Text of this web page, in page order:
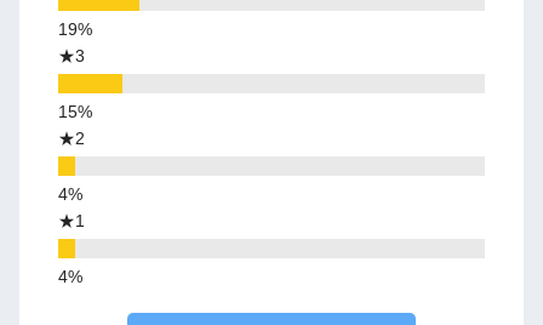
★3
★2
★1